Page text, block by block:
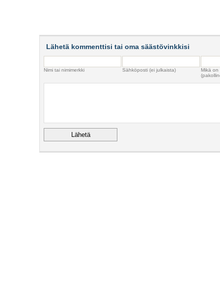
Lähetä kommenttisi tai oma säästövinkkisi
Nimi tai nimimerkki Sähköposti (ei julkaista)
Mikä